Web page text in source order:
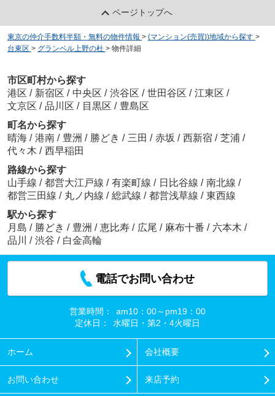
ページトップへ
東京の仲介手数料半額・無料の物件情報 > (マンション(売買))地域から探す >
台東区 > グランベル上野の杜 > 物件詳細
市区町村から探す
港区 / 新宿区 / 中央区 / 渋谷区 / 世田谷区 / 江東区 /
文京区 / 品川区 / 目黒区 / 豊島区
町名から探す
晴海 / 港南 / 豊洲 / 勝どき / 三田 / 赤坂 / 西新宿 / 芝浦 /
代々木 / 西早稲田
路線から探す
山手線 / 都営大江戸線 / 有楽町線 / 日比谷線 / 南北線 /
都営三田線 / 丸ノ内線 / 総武線 / 都営浅草線 / 東西線
駅から探す
月島 / 勝どき / 豊洲 / 恵比寿 / 広尾 / 麻布十番 / 六本木 /
品川
/ 渋谷 / 白金高輪
電話でお問い合わせ
営業時間：
am10：00～pm19：00
定休日：
水曜日・第2・4火曜日
ホーム 会社概要
お問い合わせ 来店予約